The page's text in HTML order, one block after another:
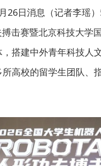
26日消息（记者李瑶
搏击赛暨北京科技大学
搭建中外青年科技人
高校的留学生团队、